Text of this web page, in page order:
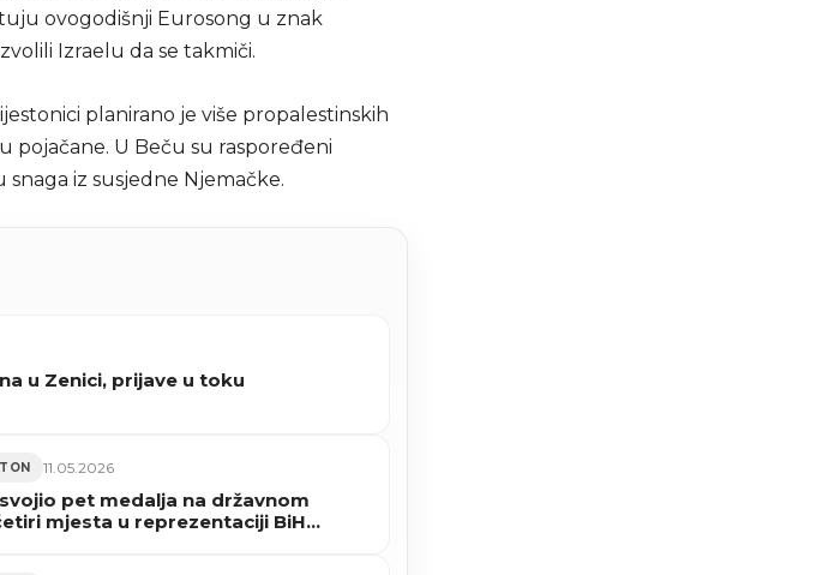
ovogodišnji Eurosong u znak
Izraelu da se takmiči.
planirano je više propalestinskih
pojačane. U Beču su raspoređeni
iz susjedne Njemačke.
u Zenici, prijave u toku
11.05.2026
pet medalja na državnom
mjesta u reprezentaciji BiH